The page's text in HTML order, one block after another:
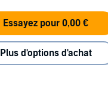
Essayez pour 0,00 €
Plus d'options d'achat